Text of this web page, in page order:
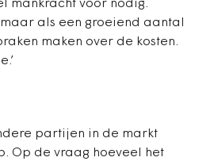
mankracht voor nodig.
als een groeiend aantal
maken over de kosten.
partijen in de markt
Op de vraag hoeveel het